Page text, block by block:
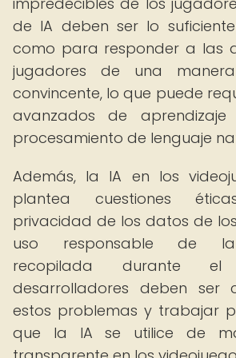
de IA deben ser lo
como para responder a las
jugadores de una
convincente, lo que puede
avanzados de
procesamiento de lenguaje
Además, la IA en los
plantea cuestiones
privacidad de los datos de
uso responsable de la
recopilada durante
desarrolladores deben ser
estos problemas y trabajar
que la IA se utilice de